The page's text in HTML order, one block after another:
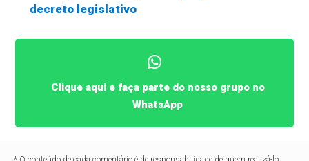
decreto legislativo
Clique aqui e faça parte do nosso grupo no
WhatsApp